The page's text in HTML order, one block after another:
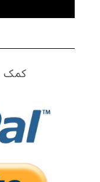
کمک